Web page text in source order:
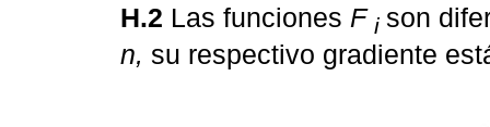
H.2 Las funciones F i son
n, su respectivo gradiente